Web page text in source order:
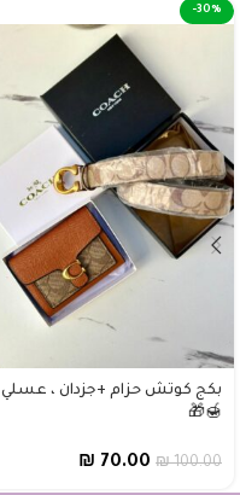
-30%
بكج كوتش حزام +جزدان ، عسلي
🍯🎁
₪100.00
₪ 70.00